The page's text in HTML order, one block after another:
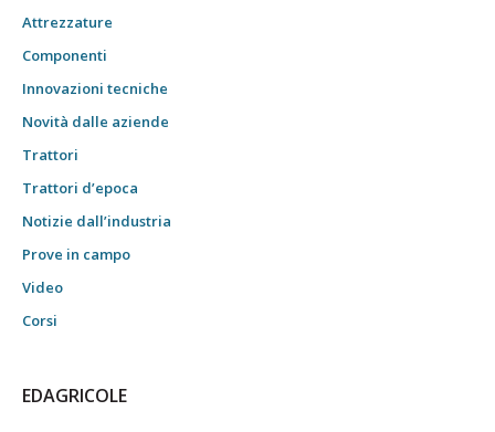
Attrezzature
Componenti
Innovazioni tecniche
Novità dalle aziende
Trattori
Trattori d’epoca
Notizie dall’industria
Prove in campo
Video
Corsi
EDAGRICOLE